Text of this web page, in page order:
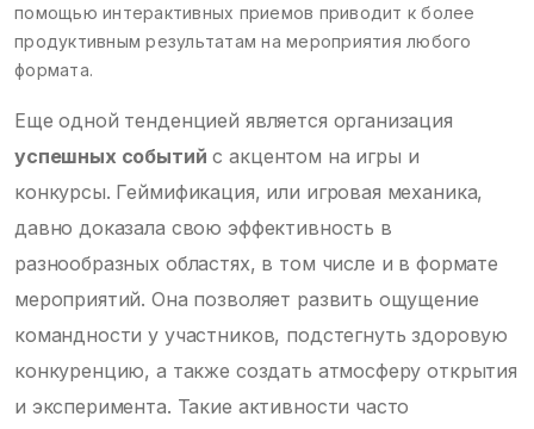
помощью интерактивных приемов приводит к более
продуктивным результатам на мероприятия любого
формата.
Еще одной тенденцией является организация
успешных событий с акцентом на игры и
конкурсы. Геймификация, или игровая механика,
давно доказала свою эффективность в
разнообразных областях, в том числе и в формате
мероприятий. Она позволяет развить ощущение
командности у участников, подстегнуть здоровую
конкуренцию, а также создать атмосферу открытия
и эксперимента. Такие активности часто